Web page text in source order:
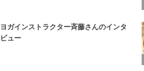
ヨガインストラクター斉藤さんのインタ
ビュー